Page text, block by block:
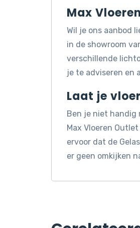
Max
Wil je ons aanbod
in de showroom
verschillende
je te adviseren en
Laat je
Ben je niet handig
Max Vloeren
ervoor dat de
er geen omkijken